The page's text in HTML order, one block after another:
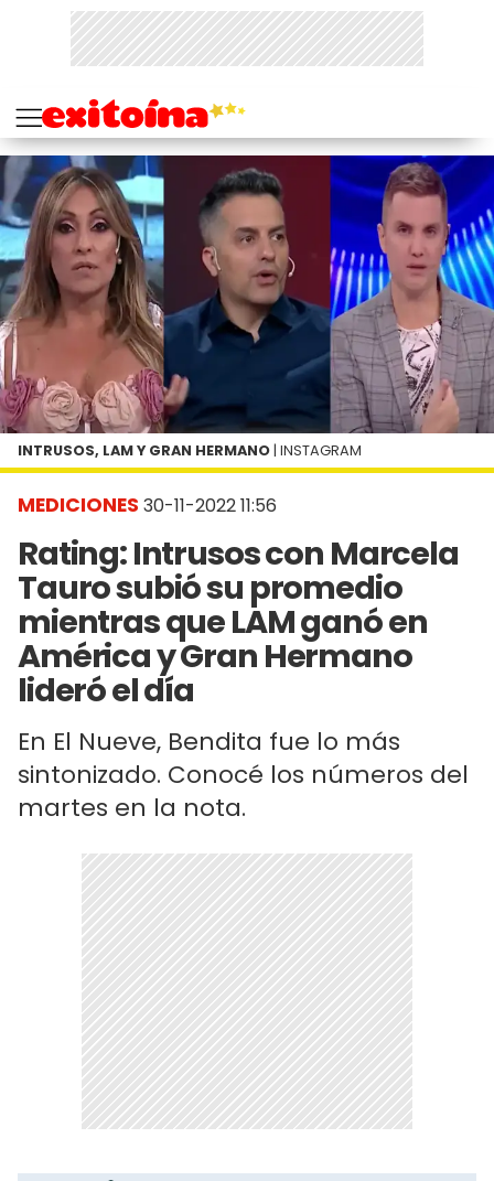
MEDICIONES 30-11-2022 11:56
Rating: Intrusos con Marcela
Tauro subió su promedio
mientras que LAM ganó en
América y Gran Hermano
lideró el día
En El Nueve, Bendita fue lo más
sintonizado. Conocé los números del
martes en la nota.
INTRUSOS, LAM Y GRAN HERMANO | INSTAGRAM